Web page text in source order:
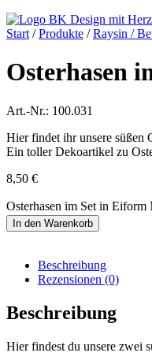
Start /Produkte /Raysin /
Osterhasen
Art.-Nr.: 100.031
Hier findet ihr unsere süßen
Ein toller Dekoartikel zu
8,50 €
Osterhasen im Set in Eiform
In den Warenkorb
Beschreibung
Rezensionen (0)
Beschreibung
Hier findest du unsere zwei